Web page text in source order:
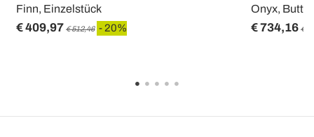
Finn, Einzelstück
€ 409,97 € 512,46 - 20%
Onyx,
€ 734,16 €